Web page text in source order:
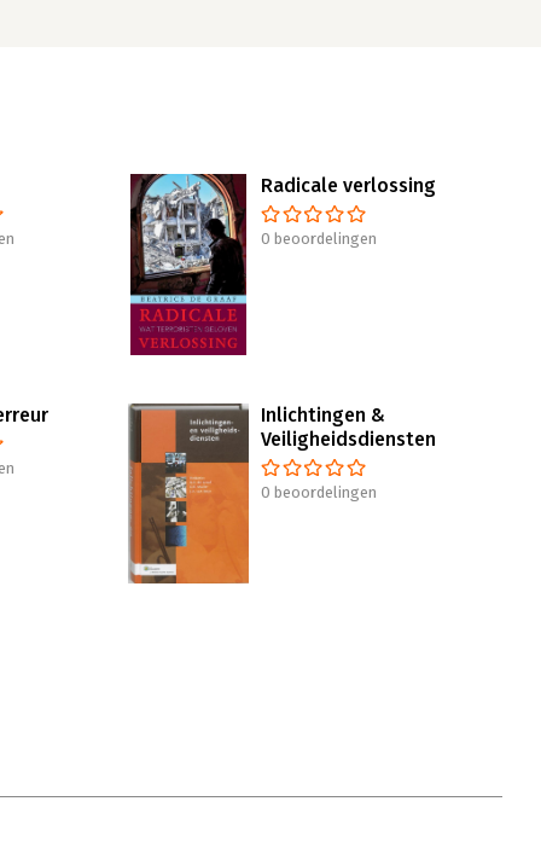
Radicale verlossing
0 beoordelingen
Inlichtingen &
Veiligheidsdiensten
0 beoordelingen